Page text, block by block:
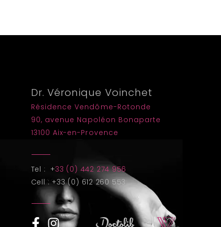
Dr. Véronique Voinchet
Résidence Vendôme-Rotonde
90, avenue Napoléon Bonaparte
13100 Aix-en-Provence
Tel : +33 (0) 442 274 956
Cell : +33 (0) 612 260 553